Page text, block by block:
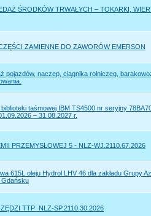
ŚRODKÓW TRWAŁYCH – TOKARKI,
ZAMIENNE DO ZAWORÓW EMERSON
pojazdów, naczep, ciągnika rolniczeg,
taśmowej IBM TS4500 nr seryjny
– 31.08.2027 r.
PRZEMYSŁOWEJ 5 - NLZ-WJ.2110.67.2026
615L oleju Hydrol LHV 46 dla zakładu Grupy
Gdańsku
TTP_NLZ-SP.2110.30.2026